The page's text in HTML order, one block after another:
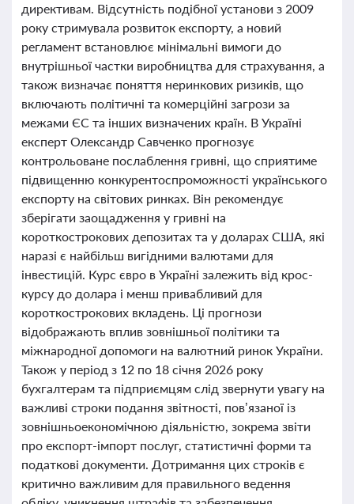
директивам. Відсутність подібної установи з 2009
року стримувала розвиток експорту, а новий
регламент встановлює мінімальні вимоги до
внутрішньої частки виробництва для страхування, а
також визначає поняття неринкових ризиків, що
включають політичні та комерційні загрози за
межами ЄС та інших визначених країн. В Україні
експерт Олександр Савченко прогнозує
контрольоване послаблення гривні, що сприятиме
підвищенню конкурентоспроможності українського
експорту на світових ринках. Він рекомендує
зберігати заощадження у гривні на
короткострокових депозитах та у доларах США, які
наразі є найбільш вигідними валютами для
інвестицій. Курс євро в Україні залежить від крос-
курсу до долара і менш привабливий для
короткострокових вкладень. Ці прогнози
відображають вплив зовнішньої політики та
міжнародної допомоги на валютний ринок України.
Також у період з 12 по 18 січня 2026 року
бухгалтерам та підприємцям слід звернути увагу на
важливі строки подання звітності, пов’язаної із
зовнішньоекономічною діяльністю, зокрема звіти
про експорт-імпорт послуг, статистичні форми та
податкові документи. Дотримання цих строків є
критично важливим для правильного ведення